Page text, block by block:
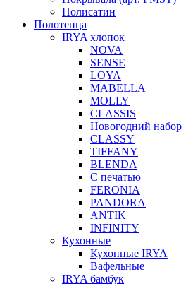
Полисатин
Полотенца
IRYA хлопок
NOVA
SENSE
LOYA
MABELLA
MOLLY
CLASSIS
Новогодний набор
CLASSY
TIFFANY
BLENDA
С печатью
FERONIA
PANDORA
ANTIK
INFINITY
Кухонные
Кухонные IRYA
Вафельные
IRYA бамбук